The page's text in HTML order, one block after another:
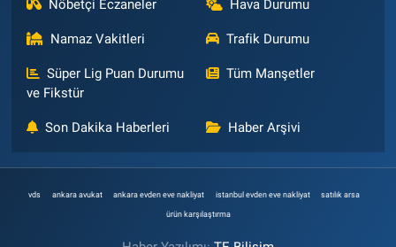
Nöbetçi Eczaneler Hava Durumu
Namaz Vakitleri Trafik Durumu
Süper Lig Puan Durumu
ve Fikstür
Tüm Manşetler
Son Dakika Haberleri Haber Arşivi
vds ankara avukat ankara evden eve nakliyat istanbul evden eve nakliyat satılık arsa
ürün karşılaştırma